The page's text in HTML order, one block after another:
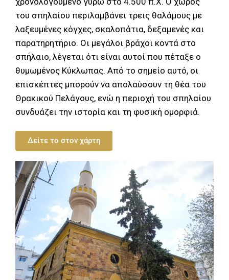
του σπηλαίου περιλαμβάνει τρεις θαλάμους με
λαξευμένες κόγχες, σκαλοπάτια, δεξαμενές και
παρατηρητήριο. Οι μεγάλοι βράχοι κοντά στο
σπήλαιο, λέγεται ότι είναι αυτοί που πέταξε ο
θυμωμένος Κύκλωπας. Από το σημείο αυτό, οι
επισκέπτες μπορούν να απολαύσουν τη θέα του
Θρακικού Πελάγους, ενώ η περιοχή του σπηλαίου
συνδυάζει την ιστορία και τη φυσική ομορφιά.
Δείτε το στον χάρτη